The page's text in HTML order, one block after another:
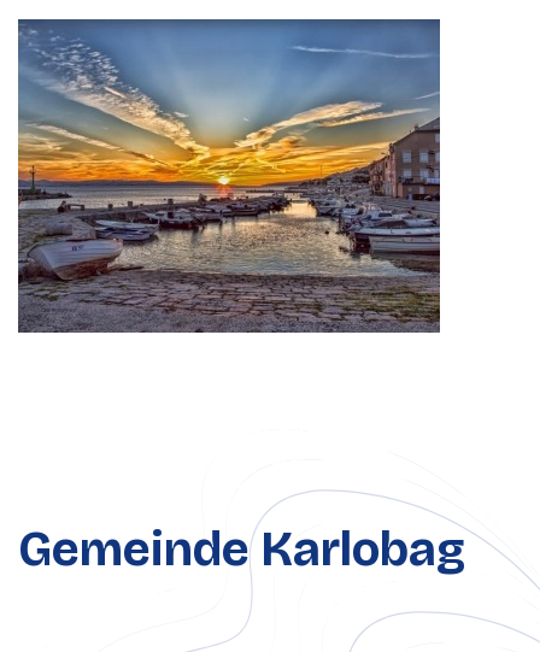
Gemeinde Karlobag